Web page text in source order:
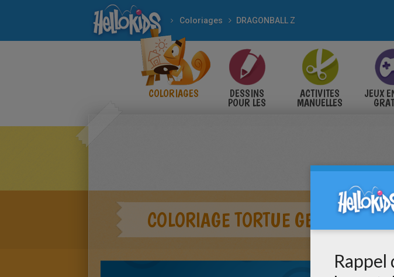
Coloriages DRAGONBALL Z
COLORIAGES DESSINS
POUR LES
ACTIVITES
MANUELLES
JEUX
COLORIAGE TORTUE GENIALE